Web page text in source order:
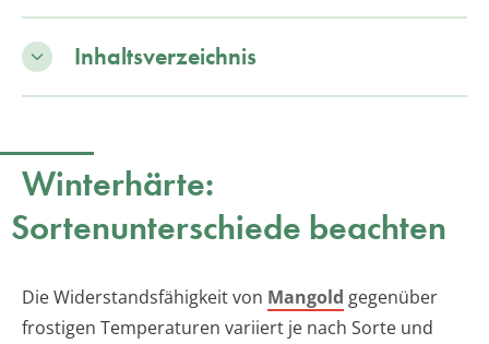
Inhaltsverzeichnis
Winterhärte:
Sortenunterschiede beachten
Die Widerstandsfähigkeit von Mangold gegenüber
frostigen Temperaturen variiert je nach Sorte und